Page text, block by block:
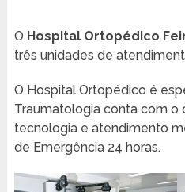
O Hospital Ortopédico
três unidades de
O Hospital Ortopédico é
Traumatologia conta com o
tecnologia e atendimento
de Emergência 24 horas.